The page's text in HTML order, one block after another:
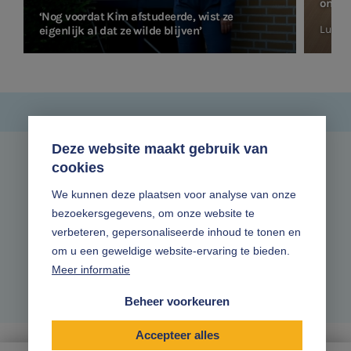
Deze website maakt gebruik van
cookies
We kunnen deze plaatsen voor analyse van onze
bezoekersgegevens, om onze website te
verbeteren, gepersonaliseerde inhoud te tonen en
om u een geweldige website-ervaring te bieden.
Meer informatie
Beheer voorkeuren
Accepteer alles
‘Nog voordat Kim afstudeerde, wist ze
eigenlijk al dat ze wilde blijven’
Volg ons online